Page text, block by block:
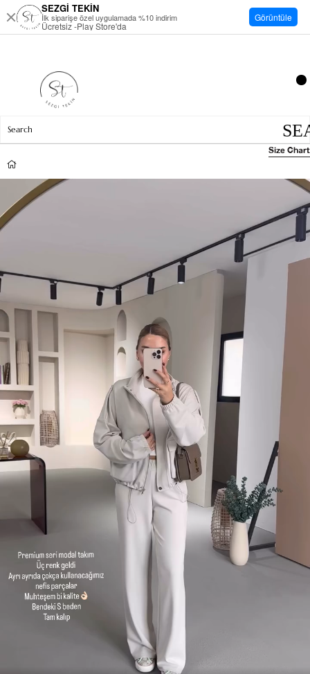
Size Chart
SEZGİ TEKİN
İlk siparişe özel uygulamada %10 indirim
Ücretsiz -Play Store'da
Görüntüle